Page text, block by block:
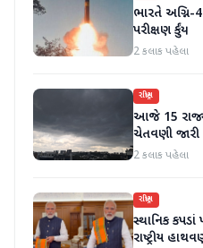
ભારતે અગ્નિ-
પરીક્ષણ કર્યું
2 કલાક પહેલા
રાષ્ટ્રીય
આજે 15
ચેતવણી જારી
2 કલાક પહેલા
રાષ્ટ્રીય
સ્થાનિક
રાષ્ટ્રીય